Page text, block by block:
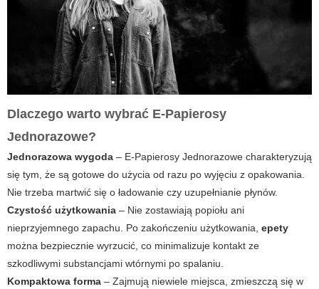
Dlaczego warto wybrać E-Papierosy
Jednorazowe?
Jednorazowa wygoda – E-Papierosy Jednorazowe charakteryzują
się tym, że są gotowe do użycia od razu po wyjęciu z opakowania.
Nie trzeba martwić się o ładowanie czy uzupełnianie płynów.
Czystość użytkowania – Nie zostawiają popiołu ani
nieprzyjemnego zapachu. Po zakończeniu użytkowania, epety
można bezpiecznie wyrzucić, co minimalizuje kontakt ze
szkodliwymi substancjami wtórnymi po spalaniu.
Kompaktowa forma – Zajmują niewiele miejsca, zmieszczą się w